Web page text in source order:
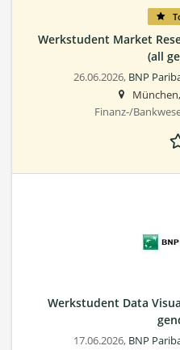
Werkstudent Market
(all
26.06.2026, BNP
Finanz-/
Werkstudent Data
17.06.2026, BNP